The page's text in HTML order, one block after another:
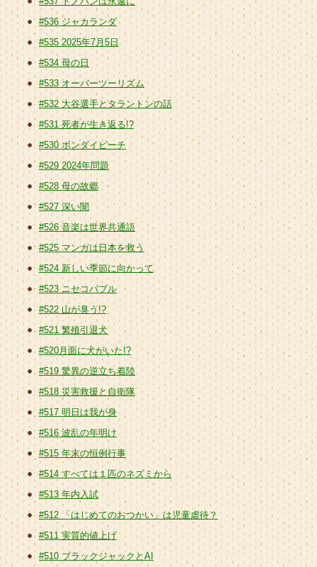
#536 ジャカランダ
#535 2025年7月5日
#534 母の日
#533 オーバーツーリズム
#532 大谷選手とタラントンの話
#531 死者が生き返る!?
#530 ボンダイビーチ
#529 2024年問題
#528 母の故郷
#527 深い闇
#526 音楽は世界共通語
#525 マンガは日本を救う
#524 新しい季節に向かって
#523 ニセコバブル
#522 山が臭う!?
#521 繁殖引退犬
#520月面に犬がいた!?
#519 驚異の逆立ち着陸
#518 災害救援と自衛隊
#517 明日は我が身
#516 波乱の年明け
#515 年末の恒例行事
#514 すべては１匹のネズミから
#513 年内入試
#512 「はじめてのおつかい」は児童虐待？
#511 実質的値上げ
#510 ブラックジャックとAI